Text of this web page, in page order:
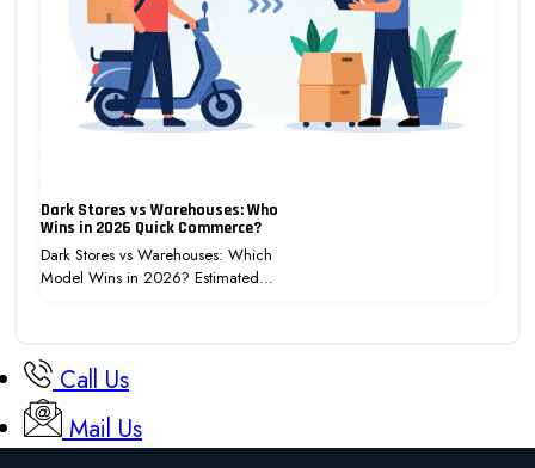
Dark Stores vs Warehouses: Who
Wins in 2026 Quick Commerce?
Dark Stores vs Warehouses: Which
Model Wins in 2026? Estimated…
Call Us
Mail Us